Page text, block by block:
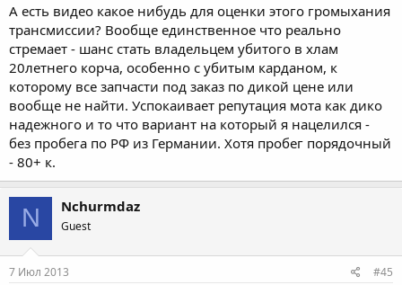
А есть видео какое нибудь для оценки этого громыхания
трансмиссии? Вообще единственное что реально
стремает - шанс стать владельцем убитого в хлам
20летнего корча, особенно с убитым карданом, к
которому все запчасти под заказ по дикой цене или
вообще не найти. Успокаивает репутация мота как дико
надежного и то что вариант на который я нацелился -
без пробега по РФ из Германии. Хотя пробег порядочный
- 80+ к.
N Nchurmdaz
Guest
7 Июл 2013 #45